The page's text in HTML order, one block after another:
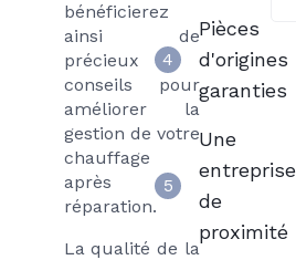
bénéficierez
ainsi de
précieux
conseils pour
améliorer la
gestion de votre
chauffage
après
réparation.
La qualité de la
4
Pièces
d'origines
garanties
5
Une
entreprise
de
proximité